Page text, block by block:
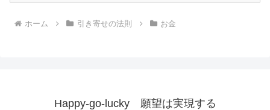
ホーム 引き寄せの法則 お金
Happy-go-lucky 願望は実現する